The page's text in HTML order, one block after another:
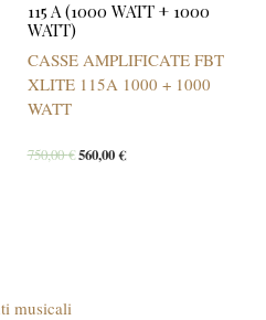
115 A (1000 WATT + 1000
WATT)
CASSE AMPLIFICATE FBT
XLITE 115A 1000 + 1000
WATT
750,00€560,00€
musicali